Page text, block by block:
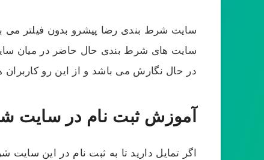
سایت شرط بندی رضا پیشرو بدون فیلتر می
سایت‌ های شرط‌ بندی حال حاضر در میان
در حال نگارش می باشد و از این رو کاربران
آموزش ثبت نام در سایت
اگر تمایل دارید تا به ثبت نام در این